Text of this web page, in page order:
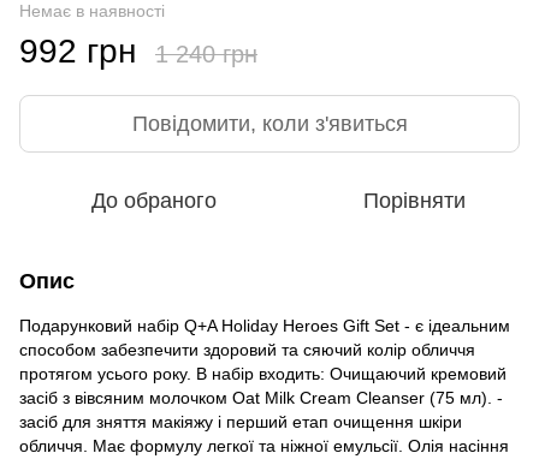
Немає в наявності
992 грн 1 240 грн
Повідомити, коли з'явиться
До обраного Порівняти
Опис
Подарунковий набір Q+A Holiday Heroes Gift Set - є ідеальним
способом забезпечити здоровий та сяючий колір обличчя
протягом усього року. В набір входить: Очищаючий кремовий
засіб з вівсяним молочком Oat Milk Cream Cleanser (75 мл). -
засіб для зняття макіяжу і перший етап очищення шкіри
обличчя. Має формулу легкої та ніжної емульсії. Олія насіння